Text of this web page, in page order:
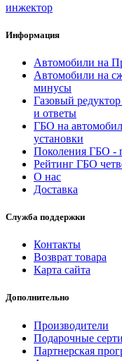
инжектор
Информация
Автомобили на
Автомобили на
минусы
Газовый
и ответы
ГБО на
установки
Поколения ГБО -
Рейтинг ГБО
О нас
Доставка
Служба поддержки
Контакты
Возврат товара
Карта сайта
Дополнительно
Производители
Подарочные
Партнерская